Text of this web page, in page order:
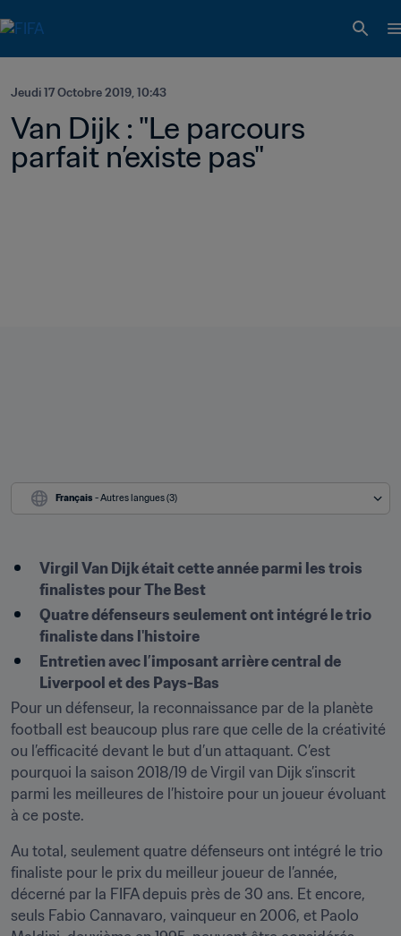
Jeudi 17 Octobre 2019, 10:43
Van Dijk : "Le parcours
parfait n’existe pas"
Français - Autres langues (3)
Virgil Van Dijk était cette année parmi les trois
finalistes pour The Best
Quatre défenseurs seulement ont intégré le trio
finaliste dans l'histoire
Entretien avec l’imposant arrière central de
Liverpool et des Pays-Bas
Pour un défenseur, la reconnaissance par de la planète
football est beaucoup plus rare que celle de la créativité
ou l’efficacité devant le but d’un attaquant. C’est
pourquoi la saison 2018/19 de Virgil van Dijk s’inscrit
parmi les meilleures de l’histoire pour un joueur évoluant
à ce poste.
Au total, seulement quatre défenseurs ont intégré le trio
finaliste pour le prix du meilleur joueur de l’année,
décerné par la FIFA depuis près de 30 ans. Et encore,
seuls Fabio Cannavaro, vainqueur en 2006, et Paolo